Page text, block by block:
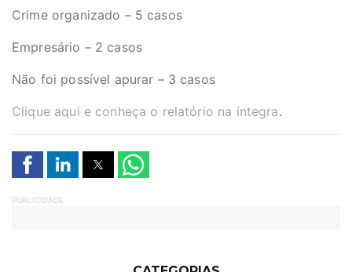
Crime organizado – 5 casos
Empresário – 2 casos
Não foi possível apurar – 3 casos
Clique aqui e conheça o relatório na íntegra.
PUBLICIDADE